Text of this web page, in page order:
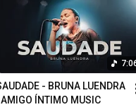
- BRUNA LUENDRA
| AMIGO ÍNTIMO MUSIC